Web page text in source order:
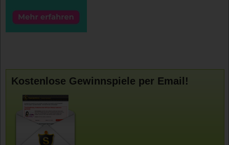
Kostenlose Gewinnspiele per Email!